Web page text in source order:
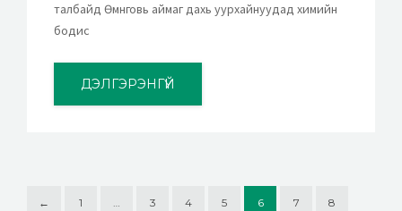
талбайд Өмнөговь аймаг дахь уурхайнуудад химийн
бодис
ДЭЛГЭРЭНГҮЙ
← 1 … 3 4 5 6 7 8